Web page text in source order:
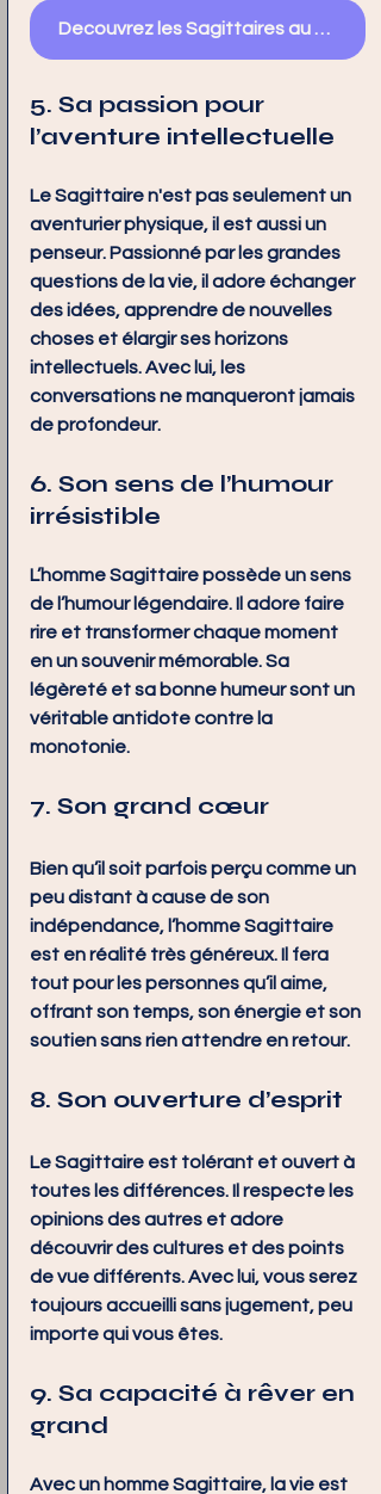
Decouvrez les Sagittaires au travail
5. Sa passion pour
l’aventure intellectuelle
Le Sagittaire n'est pas seulement un
aventurier physique, il est aussi un
penseur. Passionné par les grandes
questions de la vie, il adore échanger
des idées, apprendre de nouvelles
choses et élargir ses horizons
intellectuels. Avec lui, les
conversations ne manqueront jamais
de profondeur.
6. Son sens de l’humour
irrésistible
L’homme Sagittaire possède un sens
de l’humour légendaire. Il adore faire
rire et transformer chaque moment
en un souvenir mémorable. Sa
légèreté et sa bonne humeur sont un
véritable antidote contre la
monotonie.
7. Son grand cœur
Bien qu’il soit parfois perçu comme un
peu distant à cause de son
indépendance, l’homme Sagittaire
est en réalité très généreux. Il fera
tout pour les personnes qu’il aime,
offrant son temps, son énergie et son
soutien sans rien attendre en retour.
8. Son ouverture d’esprit
Le Sagittaire est tolérant et ouvert à
toutes les différences. Il respecte les
opinions des autres et adore
découvrir des cultures et des points
de vue différents. Avec lui, vous serez
toujours accueilli sans jugement, peu
importe qui vous êtes.
9. Sa capacité à rêver en
grand
Avec un homme Sagittaire, la vie est